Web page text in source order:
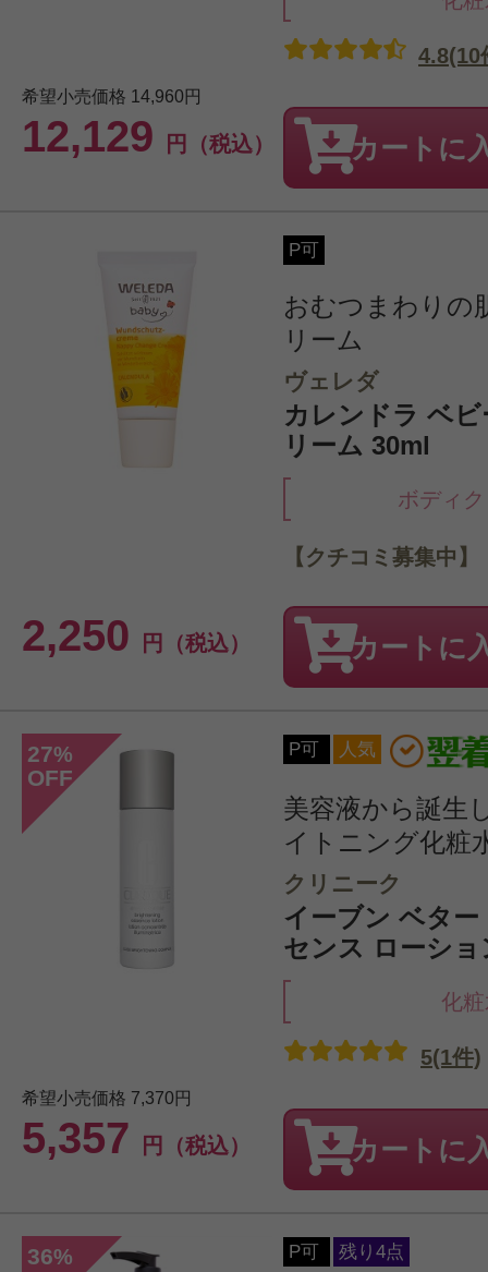
希望小売価格 14,960円
12,129 円（税込）
4.8(10
カートに
P可
おむつまわりの
リーム
ヴェレダ
カレンドラ ベ
リーム 30ml
ボディ
2,250 円（税込）
【クチコミ募集中】
カートに
27%
OFF
P可 人気
美容液から誕生
イトニング化粧
クリニーク
イーブン ベタ
センス ローショ
化
希望小売価格 7,370円
5,357 円（税込）
5(1件)
カートに
36% P可 残り4点